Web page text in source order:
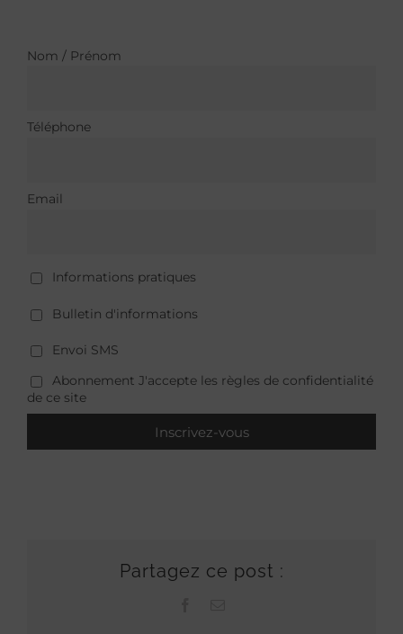
Nom / Prénom
Téléphone
Email
Informations pratiques
Bulletin d'informations
Envoi SMS
Abonnement J'accepte les règles de confidentialité
de ce site
Partagez ce post :